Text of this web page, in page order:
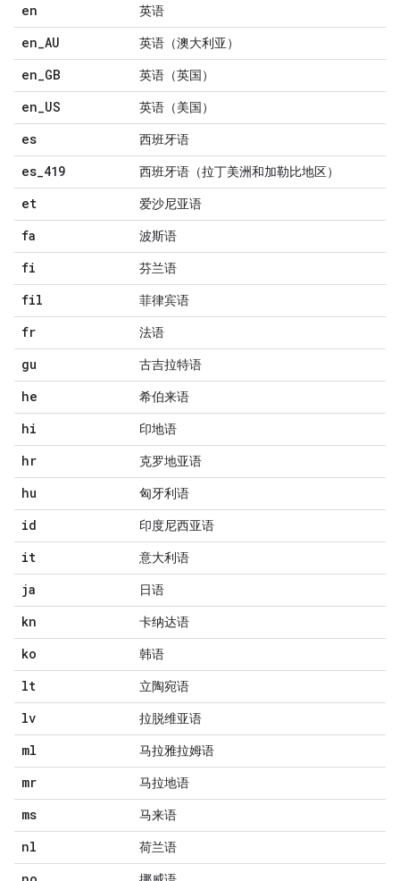
en 英语
en AU 英语（澳大利亚）
en GB 英语（英国）
en US 英语（美国）
es 西班牙语
es 419 西班牙语（拉丁美洲和加勒比地区）
et 爱沙尼亚语
fa 波斯语
fi 芬兰语
fil 菲律宾语
fr 法语
gu 古吉拉特语
he 希伯来语
hi 印地语
hr 克罗地亚语
hu 匈牙利语
id 印度尼西亚语
it 意大利语
ja 日语
kn 卡纳达语
ko 韩语
lt 立陶宛语
lv 拉脱维亚语
ml 马拉雅拉姆语
mr 马拉地语
ms 马来语
nl 荷兰语